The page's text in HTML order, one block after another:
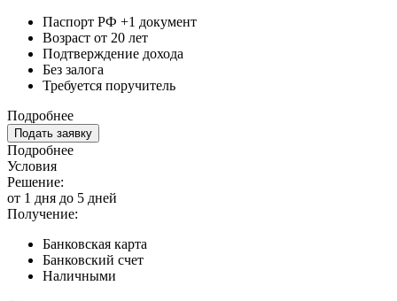
Паспорт РФ +1 документ
Возраст от 20 лет
Подтверждение дохода
Без залога
Требуется поручитель
Подробнее
Подать заявку
Подробнее
Условия
Решение:
от 1 дня до 5 дней
Получение:
Банковская карта
Банковский счет
Наличными